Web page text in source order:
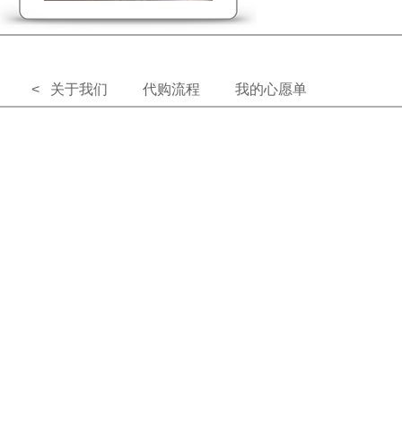
< 关于我们 代购流程 我的心愿单